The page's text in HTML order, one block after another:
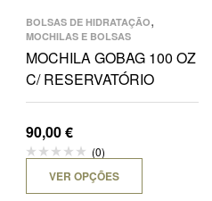
BOLSAS DE HIDRATAÇÃO,
MOCHILAS E BOLSAS
MOCHILA GOBAG 100 OZ
C/ RESERVATÓRIO
90,00€
(0)
VER OPÇÕES